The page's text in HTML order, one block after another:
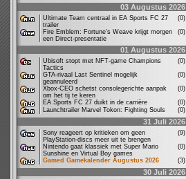
03 Augustus 2026
Ultimate Team centraal in EA Sports FC 27
trailer
(0)
Fire Emblem: Fortune's Weave krijgt morgen
een Direct-presentatie
(0)
01 Augustus 2026
Ubisoft stopt met NFT-game Champions
Tactics
(0)
GTA-rivaal Last Sentinel mogelijk
geannuleerd
(0)
Xbox-CEO schetst consolegerichte aanpak
om het tij te keren
(0)
EA Sports FC 27 duikt in de carrière
(0)
Launchtrailer Marvel Tokon: Fighting Souls
(0)
31 Juli 2026
Sony reageert op kritieken om geen
PlayStation-discs meer uit te brengen
(9)
Nintendo gaat klassiek met Super Mario
Sunshine en Virtual Boy games
(0)
Gamed Gamekalender Augustus 2026
(3)
30 Juli 2026